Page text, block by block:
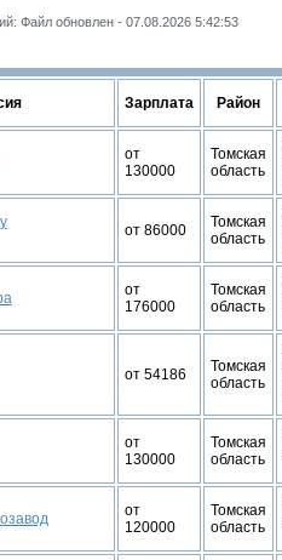
Файл обновлен - 07.08.2026 5:42:53
Зарплата Район
от
130000
Томская
область
от 86000
Томская
область
от
176000
Томская
область
от 54186
Томская
область
от
130000
Томская
область
от
120000
Томская
область